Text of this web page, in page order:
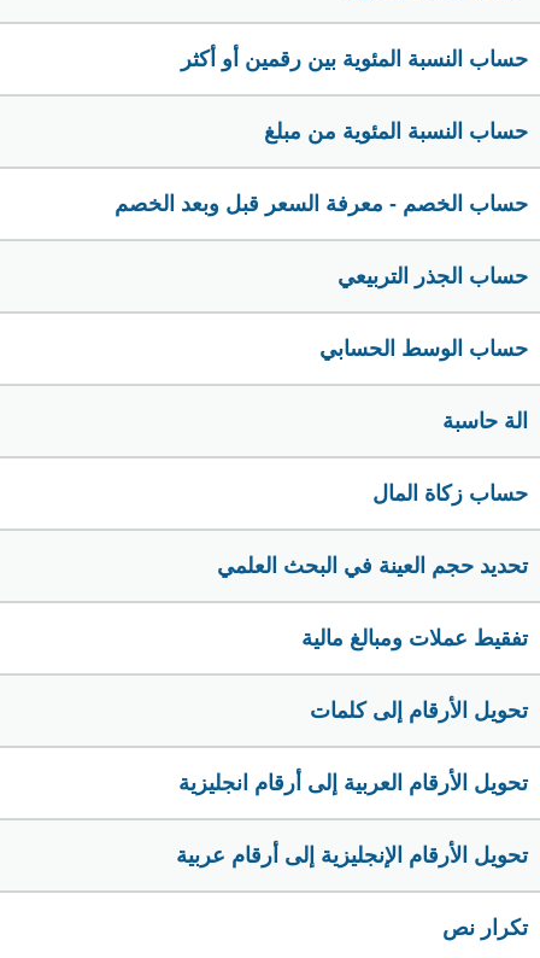
حساب النسبة المئوية بين رقمين أو أكثر
حساب النسبة المئوية من مبلغ
حساب الخصم - معرفة السعر قبل وبعد الخصم
حساب الجذر التربيعي
حساب الوسط الحسابي
الة حاسبة
حساب زكاة المال
تحديد حجم العينة في البحث العلمي
تفقيط عملات ومبالغ مالية
تحويل الأرقام إلى كلمات
تحويل الأرقام العربية إلى أرقام انجليزية
تحويل الأرقام الإنجليزية إلى أرقام عربية
تكرار نص